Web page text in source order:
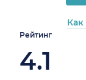
Рейтинг
4.1